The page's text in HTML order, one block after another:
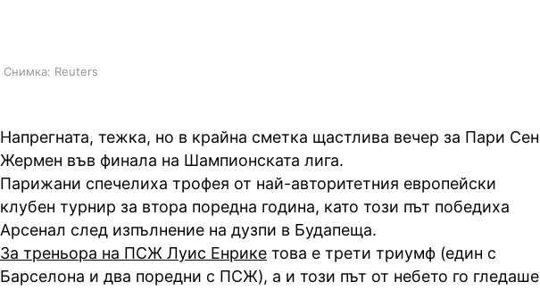
Снимка: Reuters
Напрегната, тежка, но в крайна сметка щастлива вечер за Пари Сен
Жермен във финала на Шампионската лига.
Парижани спечелиха трофея от най-авторитетния европейски
клубен турнир за втора поредна година, като този път победиха
Арсенал след изпълнение на дузпи в Будапеща.
За треньора на ПСЖ Луис Енрике това е трети триумф (един с
Барселона и два поредни с ПСЖ), а и този път от небето го гледаше